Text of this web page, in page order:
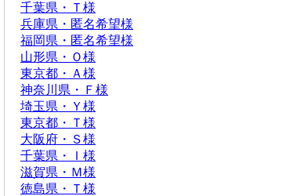
千葉県・Ｔ様
兵庫県・匿名希望様
福岡県・匿名希望様
山形県・Ｏ様
東京都・Ａ様
神奈川県・Ｆ様
埼玉県・Ｙ様
東京都・Ｔ様
大阪府・Ｓ様
千葉県・Ｉ様
滋賀県・Ｍ様
徳島県・Ｔ様